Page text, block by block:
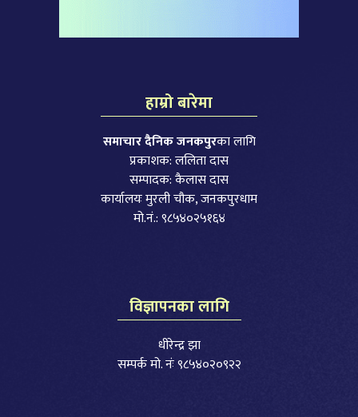
हाम्रो बारेमा
समाचार दैनिक जनकपुरका लागि
प्रकाशक: ललिता दास
सम्पादक: कैलास दास
कार्यालयः मुरली चौक, जनकपुरधाम
मो.नं.: ९८५४०२५१६४
विज्ञापनका लागि
धीरेन्द्र झा
सम्पर्क मो. नंः ९८५४०२०९२२